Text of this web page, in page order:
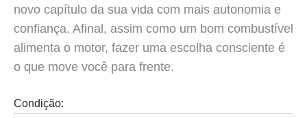
novo capítulo da sua vida com mais autonomia e
confiança. Afinal, assim como um bom combustível
alimenta o motor, fazer uma escolha consciente é
o que move você para frente.
Condição: